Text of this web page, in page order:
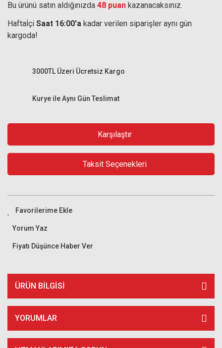
Bu ürünü satın aldığınızda 48 puan kazanacaksınız.
Haftaİçi Saat 16:00'a kadar verilen siparişler aynı gün
kargoda!
Kurye ile Aynı Gün Teslimat
3000TL Üzeri Ücretsiz Kargo
Karşılaştır
Taksit Seçenekleri
Yorum Yaz
Fiyatı Düşünce Haber Ver
ÜRÜN BILGISI
YORUMLAR